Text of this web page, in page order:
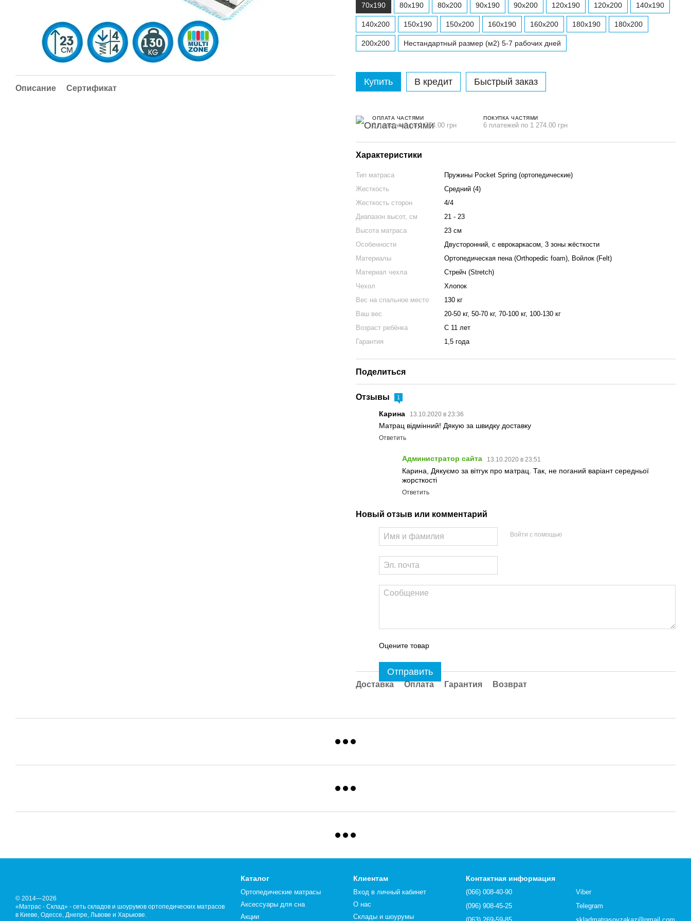
Описание Сертификат
70x190 80x190 80x200 90x190 90x200 120x190 120x200 140x190
140x200 150x190 150x200 160x190 160x200 180x190 180x200
200x200 Нестандартный размер (м2) 5-7 рабочих дней
Купить В кредит Быстрый заказ
ОПЛАТА ЧАСТЯМИ
6 платежей по 1 274.00 грн
ПОКУПКА ЧАСТЯМИ
6 платежей по 1 274.00 грн
Характеристики
Тип матраса
Пружины Pocket Spring (ортопедические)
Жесткость
Средний (4)
Жесткость сторон
4/4
Диапазон высот, см
21 - 23
Высота матраса
23 см
Особенности
Двусторонний, с еврокаркасом, 3 зоны жёсткости
Материалы
Ортопедическая пена (Orthopedic foam), Войлок (Felt)
Материал чехла
Стрейч (Stretch)
Чехол
Хлопок
Вес на спальное место
130 кг
Ваш вес
20-50 кг, 50-70 кг, 70-100 кг, 100-130 кг
Возраст ребёнка
С 11 лет
Гарантия
1,5 года
Поделиться
Отзывы 1
Карина 13.10.2020 в 23:36
Матрац відмінний! Дякую за швидку доставку
Ответить
Администратор сайта 13.10.2020 в 23:51
Карина, Дякуємо за вітгук про матрац. Так, не поганий варіант середньої
жорсткості
Ответить
Новый отзыв или комментарий
Войти с помощью
Оцените товар
Отправить
Доставка Оплата Гарантия Возврат
© 2014—2026
«Матрас - Склад» - сеть складов и шоурумов ортопедических матрасов
в Киеве, Одессе, Днепре, Львове и Харькове.
Каталог
Ортопедические матрасы
Аксессуары для сна
Акции
Клиентам
Вход в личный кабинет
О нас
Склады и шоурумы
Контактная информация
(066) 008-40-90
(096) 908-45-25
Viber
Telegram